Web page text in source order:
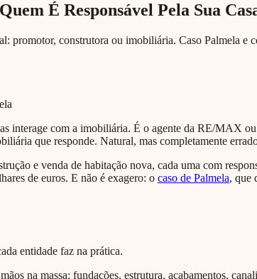
É Responsável Pela Sua
promotor, construtora ou imobiliária. Caso Palmela e
interage com a imobiliária. É o agente da RE/MAX
que responde. Natural, mas completamente
e venda de habitação nova, cada uma com
de euros. E não é exagero: o caso de Palmela, que
entidade faz na prática.
na massa: fundações, estrutura, acabamentos,